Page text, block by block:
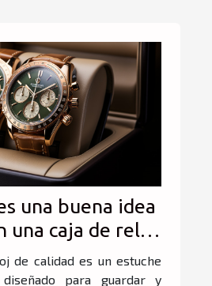
una buena idea
una caja de reloj
calidad?
de calidad es un estuche
diseñado para guardar y